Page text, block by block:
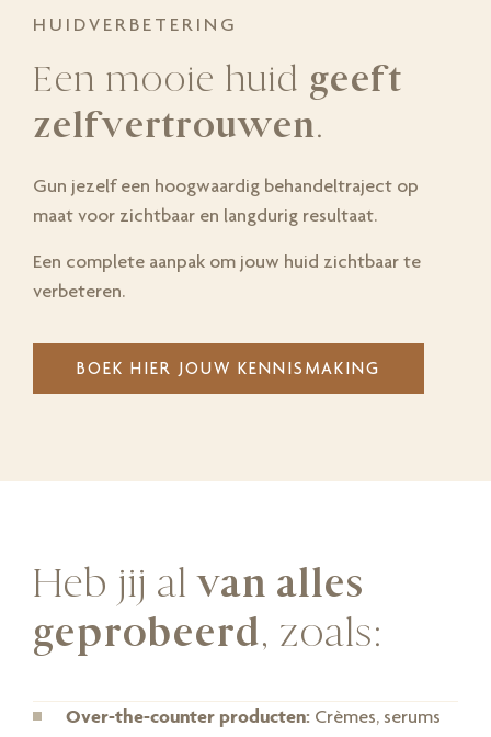
HUIDVERBETERING
Een mooie huid geeft
zelfvertrouwen.
Gun jezelf een hoogwaardig behandeltraject op
maat voor zichtbaar en langdurig resultaat.
Een complete aanpak om jouw huid zichtbaar te
verbeteren.
BOEK HIER JOUW KENNISMAKING
Heb jij alvan alles
geprobeerd, zoals:
Over-the-counter producten: Crèmes, serums